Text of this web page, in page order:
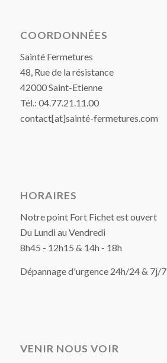
COORDONNÉES
Sainté Fermetures
48, Rue de la résistance
42000 Saint-Etienne
Tél.: 04.77.21.11.00
contact[at]sainté-fermetures.com
HORAIRES
Notre point Fort Fichet est ouvert
Du Lundi au Vendredi
8h45 - 12h15 & 14h - 18h
Dépannage d'urgence 24h/24 & 7j/7
VENIR NOUS VOIR